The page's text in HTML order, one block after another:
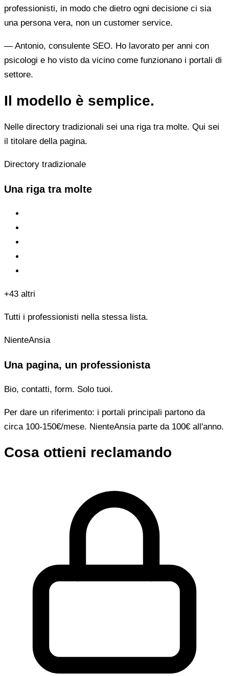
professionisti, in modo che dietro ogni decisione ci sia
una persona vera, non un customer service.
— Antonio, consulente SEO. Ho lavorato per anni con
psicologi e ho visto da vicino come funzionano i portali di
settore.
Il modello è semplice.
Nelle directory tradizionali sei una riga tra molte. Qui sei
il titolare della pagina.
Directory tradizionale
Una riga tra molte
+43 altri
Tutti i professionisti nella stessa lista.
NienteAnsia
Una pagina, un professionista
Bio, contatti, form. Solo tuoi.
Per dare un riferimento: i portali principali partono da
circa 100-150€/mese. NienteAnsia parte da 100€ all'anno.
Cosa ottieni reclamando